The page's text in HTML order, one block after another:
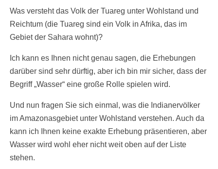
Was versteht das Volk der Tuareg unter Wohlstand und
Reichtum (die Tuareg sind ein Volk in Afrika, das im
Gebiet der Sahara wohnt)?
Ich kann es Ihnen nicht genau sagen, die Erhebungen
darüber sind sehr dürftig, aber ich bin mir sicher, dass der
Begriff „Wasser“ eine große Rolle spielen wird.
Und nun fragen Sie sich einmal, was die Indianervölker
im Amazonasgebiet unter Wohlstand verstehen. Auch da
kann ich Ihnen keine exakte Erhebung präsentieren, aber
Wasser wird wohl eher nicht weit oben auf der Liste
stehen.